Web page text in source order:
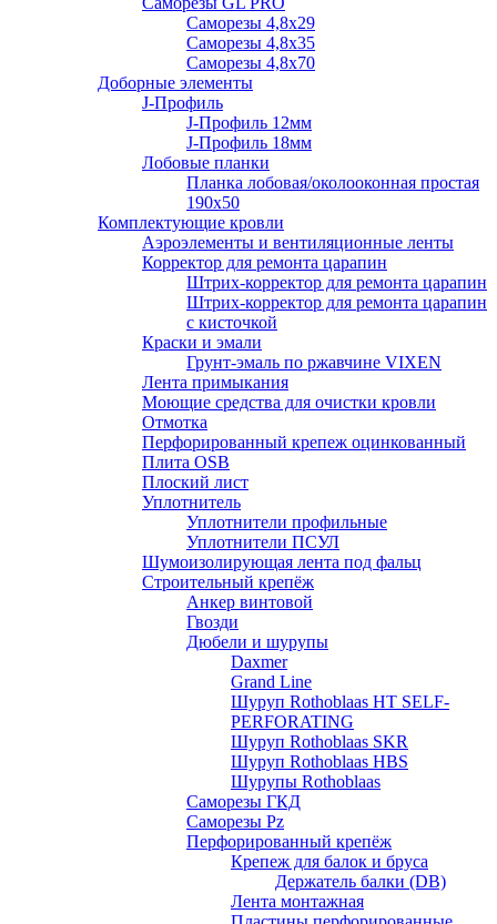
Сaморезы 4,8х29
Сaморезы 4,8х35
Сaморезы 4,8х70
Доборные элементы
J-Профиль
J-Профиль 12мм
J-Профиль 18мм
Лобовые планки
Планка лобовая/околооконная простая
190х50
Комплектующие кровли
Аэроэлементы и вентиляционные ленты
Корректор для ремонта царапин
Штрих-корректор для ремонта царапин
Штрих-корректор для ремонта царапин
с кисточкой
Краски и эмали
Грунт-эмаль по ржавчине VIXEN
Лента примыкания
Моющие средства для очистки кровли
Отмотка
Перфорированный крепеж оцинкованный
Плита OSB
Плоский лист
Уплотнитель
Уплотнители профильные
Уплотнители ПСУЛ
Шумоизолирующая лента под фальц
Строительный крепёж
Анкер винтовой
Гвозди
Дюбели и шурупы
Daxmer
Grand Line
Шуруп Rothoblaas HT SELF-
PERFORATING
Шуруп Rothoblaas SKR
Шуруп Rothoblaas НВS
Шурупы Rothoblaas
Саморeзы ГКД
Саморезы Pz
Перфорированный крепёж
Крепеж для балок и бруса
Держатель балки (DB)
Лента монтажнaя